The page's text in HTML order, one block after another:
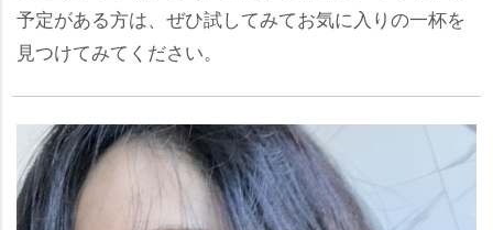
予定がある方は、ぜひ試してみてお気に入りの一杯を
見つけてみてください。